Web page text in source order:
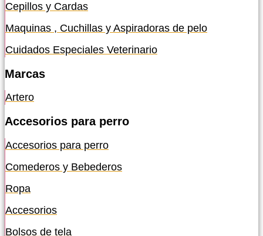
Cepillos y Cardas
Maquinas , Cuchillas y Aspiradoras de pelo
Cuidados Especiales Veterinario
Marcas
Artero
Accesorios para perro
Accesorios para perro
Comederos y Bebederos
Ropa
Accesorios
Bolsos de tela